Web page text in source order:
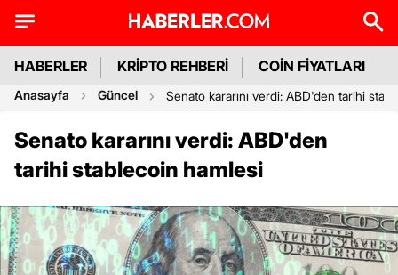
HABERLER KRİPTO REHBERİ COİN FİYATLARI
Anasayfa Güncel Senato kararını verdi: ABD'den tarihi
Senato kararını verdi: ABD'den
tarihi stablecoin hamlesi